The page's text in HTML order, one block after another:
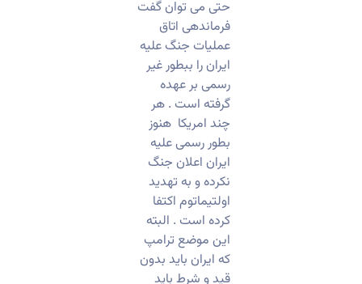
حتی می توان گفت
فرماندهی اتاق
عملیات جنگ علیه
ایران را ببطور غیر
رسمی بر عهده
گرفته است . هر
چند امریکا هنوز
بطور رسمی علیه
ایران اعلان جنگ
نکرده و به تهدید
اولتیماتوم اکتفا
کرده است . البته
این موضع ترامپ
که ایران باید بدون
قید و شرط باید